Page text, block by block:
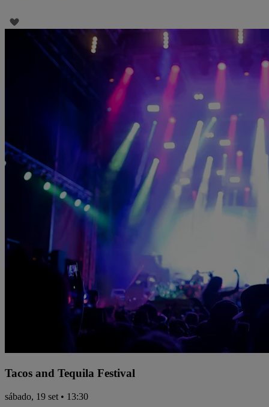
Tacos and Tequila Festival
sábado, 19 set • 13:30